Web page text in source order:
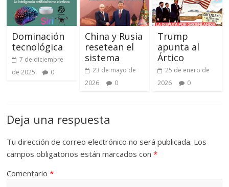
Dominación
tecnológica
7 de diciembre
de 2025
0
China y Rusia
resetean el
sistema
23 de mayo de
2026
0
Trump
apunta al
Ártico
25 de enero de
2026
0
Deja una respuesta
Tu dirección de correo electrónico no será publicada. Los
campos obligatorios están marcados con*
Comentario*